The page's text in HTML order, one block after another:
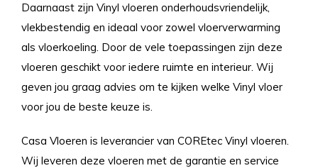
Daarnaast zijn Vinyl vloeren onderhoudsvriendelijk,
vlekbestendig en ideaal voor zowel vloerverwarming
als vloerkoeling. Door de vele toepassingen zijn deze
vloeren geschikt voor iedere ruimte en interieur. Wij
geven jou graag advies om te kijken welke Vinyl vloer
voor jou de beste keuze is.
Casa Vloeren is leverancier van COREtec Vinyl vloeren.
Wij leveren deze vloeren met de garantie en service